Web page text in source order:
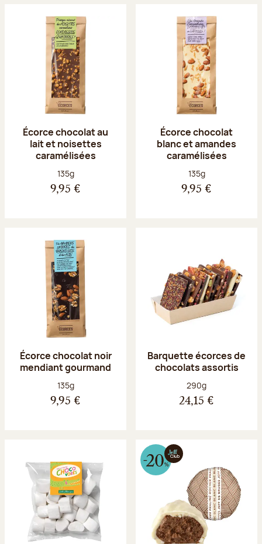
Écorce chocolat au
lait et noisettes
caramélisées
Poids net :
135g
9,95 €
Écorce chocolat
blanc et amandes
caramélisées
Poids net :
135g
9,95 €
Écorce chocolat noir
mendiant gourmand
Poids net :
135g
9,95 €
Barquette écorces de
chocolats assortis
Poids net :
290g
24,15 €